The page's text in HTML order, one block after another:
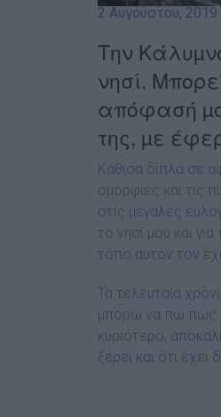
2 Αυγούστου, 2019
Την
νησί.
απόφασή
της, µε
Κάθισα δίπλα σε
οµορφιές και τις
στις µεγάλες
το νησί µου και
τόπο αυτόν τον
Τα τελευταία
µπορώ να πω πως
κυριότερο,
ξέρει και ότι έχει